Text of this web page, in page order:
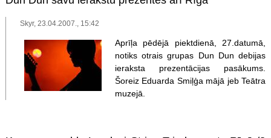
Skyr, 23.04.2007., 15:42
Aprīļa pēdējā piektdienā, 27.datumā,
notiks otrais grupas Dun Dun debijas
ieraksta prezentācijas pasākums.
Šoreiz Eduarda Smiļģa mājā jeb Teātra
muzejā.